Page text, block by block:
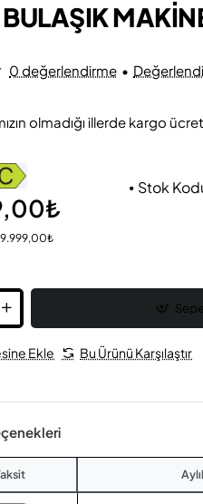
olmadığı illerde kargo
0 değerlendirme •
Stok
Ekle Bu Ürünü Karşılaştır